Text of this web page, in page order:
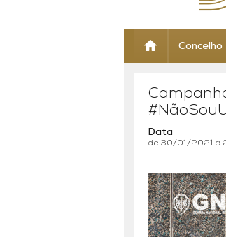
Concelho
Data
de 30/01/2021 a